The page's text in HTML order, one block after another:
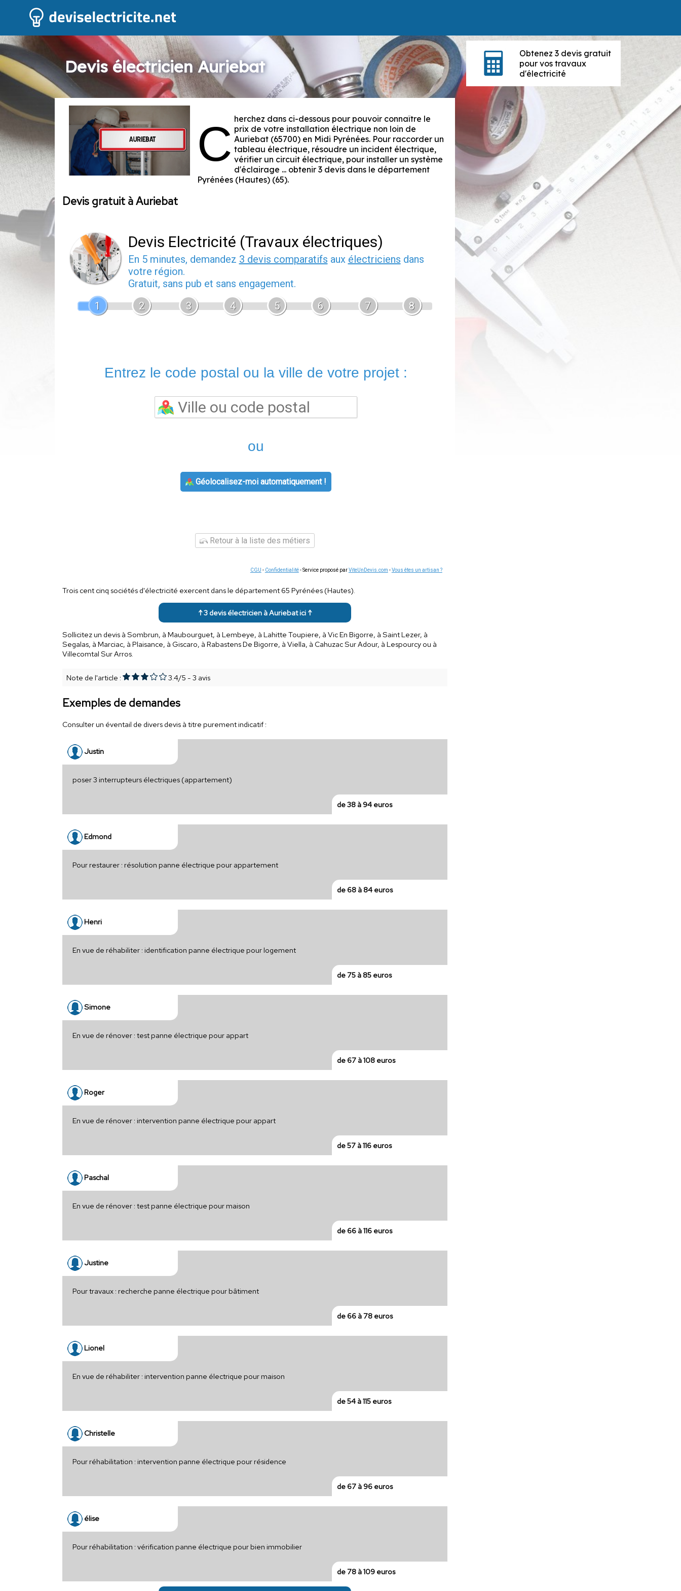
Devis électricien Auriebat
C herchez dans ci-dessous pour pouvoir connaître le
prix de votre installation électrique non loin de
Auriebat (65700) en Midi Pyrénées. Pour raccorder un
tableau électrique, résoudre un incident électrique,
vérifier un circuit électrique, pour installer un système
d'éclairage ... obtenir 3 devis dans le département
Pyrénées (Hautes) (65).
Devis gratuit à Auriebat
Devis Electricité (Travaux électriques)
En 5 minutes, demandez 3 devis comparatifs aux électriciens dans
votre région.
Gratuit, sans pub et sans engagement.
1
2 3 4 5 6 7 8
Entrez le code postal ou la ville de votre projet :
ou
Géolocalisez-moi automatiquement !
Retour à la liste des métiers
CGU - Confidentialité- Service proposé parViteUnDevis.com -Vous êtes un artisan ?
Trois cent cinq sociétés d'électricité exercent dans le département 65 Pyrénées (Hautes).
↑ 3 devis électricien à Auriebat ici ↑
Sollicitez un devis à Sombrun, à Maubourguet, à Lembeye, à Lahitte Toupiere, à Vic En Bigorre, à Saint Lezer, à
Segalas, à Marciac, à Plaisance, à Giscaro, à Rabastens De Bigorre, à Viella, à Cahuzac Sur Adour, à Lespourcy ou à
Villecomtal Sur Arros.
Note de l'article : 3.4/5 - 3 avis
Exemples de demandes
Consulter un éventail de divers devis à titre purement indicatif :
Justin
poser 3 interrupteurs électriques (appartement)
de 38 à 94 euros
Edmond
Pour restaurer : résolution panne électrique pour appartement
de 68 à 84 euros
Henri
En vue de réhabiliter : identification panne électrique pour logement
de 75 à 85 euros
Simone
En vue de rénover : test panne électrique pour appart
de 67 à 108 euros
Roger
En vue de rénover : intervention panne électrique pour appart
de 57 à 116 euros
Paschal
En vue de rénover : test panne électrique pour maison
de 66 à 116 euros
Justine
Pour travaux : recherche panne électrique pour bâtiment
de 66 à 78 euros
Lionel
En vue de réhabiliter : intervention panne électrique pour maison
de 54 à 115 euros
Christelle
Pour réhabilitation : intervention panne électrique pour résidence
de 67 à 96 euros
élise
Pour réhabilitation : vérification panne électrique pour bien immobilier
de 78 à 109 euros
Obtenez 3 devis gratuit
pour vos travaux
d'électricité